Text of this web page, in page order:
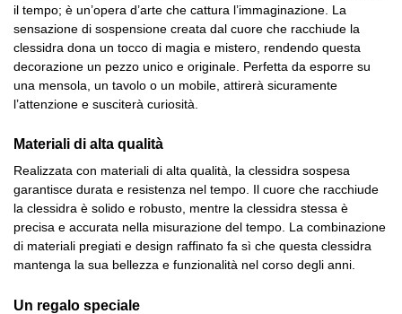
il tempo; è un’opera d’arte che cattura l’immaginazione. La
sensazione di sospensione creata dal cuore che racchiude la
clessidra dona un tocco di magia e mistero, rendendo questa
decorazione un pezzo unico e originale. Perfetta da esporre su
una mensola, un tavolo o un mobile, attirerà sicuramente
l’attenzione e susciterà curiosità.
Materiali di alta qualità
Realizzata con materiali di alta qualità, la clessidra sospesa
garantisce durata e resistenza nel tempo. Il cuore che racchiude
la clessidra è solido e robusto, mentre la clessidra stessa è
precisa e accurata nella misurazione del tempo. La combinazione
di materiali pregiati e design raffinato fa sì che questa clessidra
mantenga la sua bellezza e funzionalità nel corso degli anni.
Un regalo speciale